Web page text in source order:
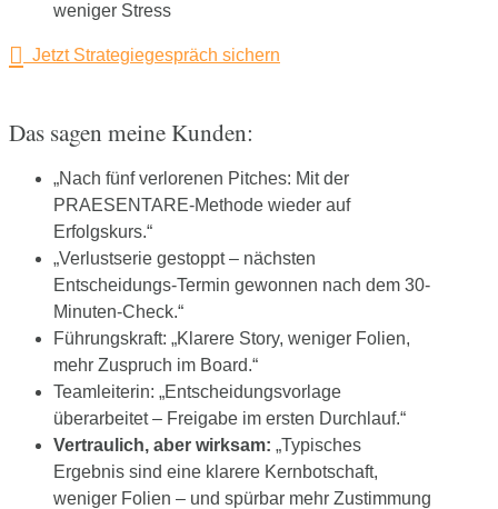
weniger Stress
Jetzt Strategiegespräch sichern
Das sagen meine Kunden:
„Nach fünf verlorenen Pitches: Mit der
PRAESENTARE-Methode wieder auf
Erfolgskurs.“
„Verlustserie gestoppt – nächsten
Entscheidungs-Termin gewonnen nach dem 30-
Minuten-Check.“
Führungskraft: „Klarere Story, weniger Folien,
mehr Zuspruch im Board.“
Teamleiterin: „Entscheidungsvorlage
überarbeitet – Freigabe im ersten Durchlauf.“
Vertraulich, aber wirksam: „Typisches
Ergebnis sind eine klarere Kernbotschaft,
weniger Folien – und spürbar mehr Zustimmung